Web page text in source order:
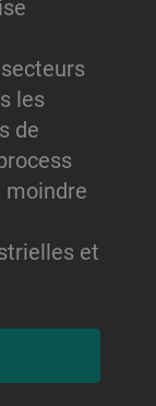
les
de
moindre
et